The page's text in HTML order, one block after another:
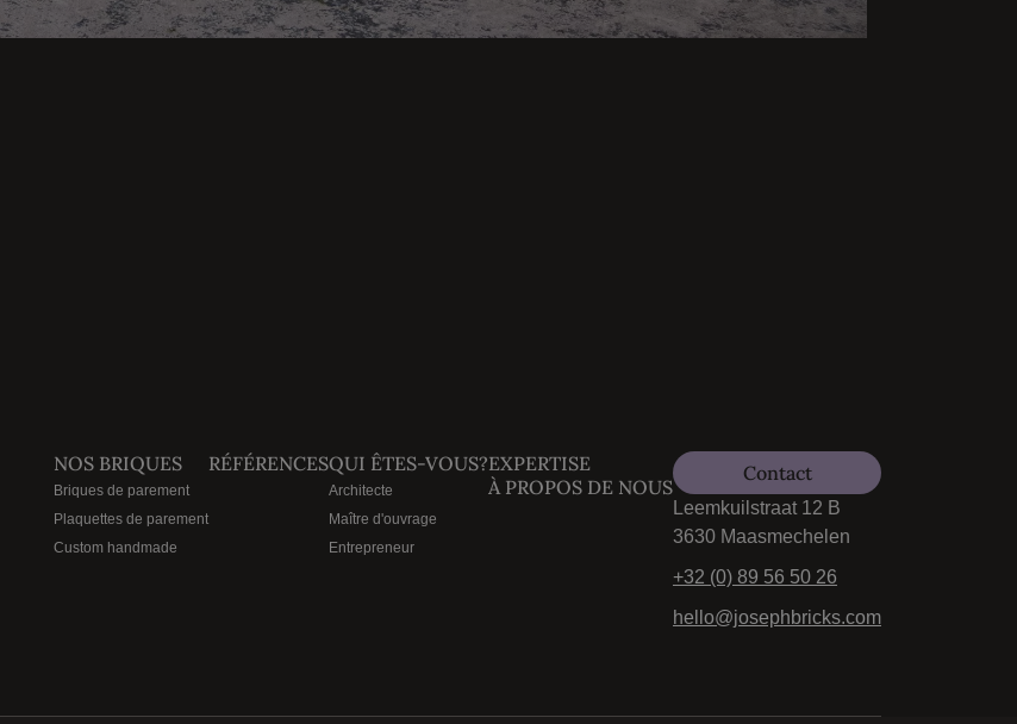
NOS BRIQUES
Briques de parement
Plaquettes de parement
Custom handmade
RÉFÉRENCESQUI ÊTES-VOUS?
Architecte
Maître d'ouvrage
Entrepreneur
EXPERTISE
À PROPOS DE NOUS
Contact
Leemkuilstraat 12 B
3630 Maasmechelen
+32 (0) 89 56 50 26
hello@josephbricks.com